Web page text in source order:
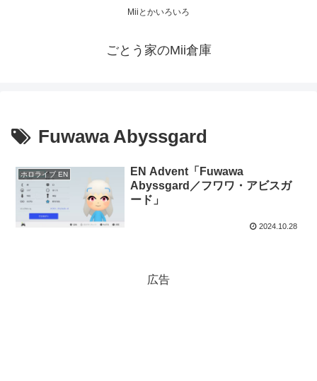
Miiとかいろいろ
ごとう家のMii倉庫
Fuwawa Abyssgard
ホロライブ EN
EN Advent「Fuwawa
Abyssgard／フワワ・アビスガ
ード」
2024.10.28
広告